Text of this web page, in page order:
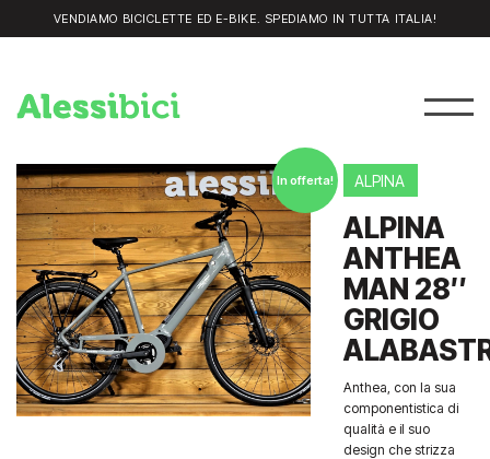
VENDIAMO BICICLETTE ED E-BIKE. SPEDIAMO IN TUTTA ITALIA!
In offerta! ALPINA
ALPINA
ANTHEA
MAN 28″
GRIGIO
Anthea, con la sua
componentistica di
qualità e il suo
design che strizza